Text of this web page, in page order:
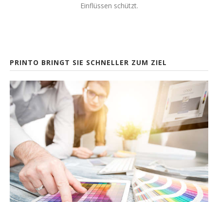
Einflüssen schützt.
PRINTO BRINGT SIE SCHNELLER ZUM ZIEL